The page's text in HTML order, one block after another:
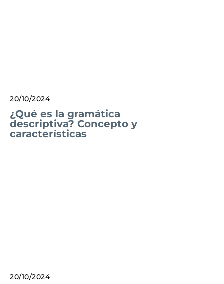
20/10/2024
¿Qué es la gramática
descriptiva? Concepto y
características
20/10/2024